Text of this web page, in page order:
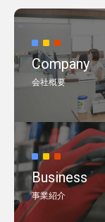
Company
会社概要
Business
事業紹介